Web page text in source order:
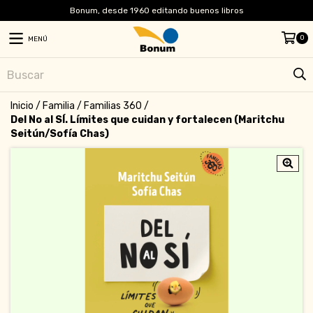
Bonum, desde 1960 editando buenos libros
MENÚ 0
Inicio / Familia / Familias 360 /
Del No al SÍ. Límites que cuidan y fortalecen (Maritchu
Seitún/Sofía Chas)